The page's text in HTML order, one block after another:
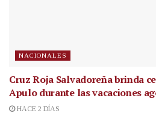
NACIONALES
Cruz Roja Salvadoreña brinda
Apulo durante las vacaciones
HACE 2 DÍAS